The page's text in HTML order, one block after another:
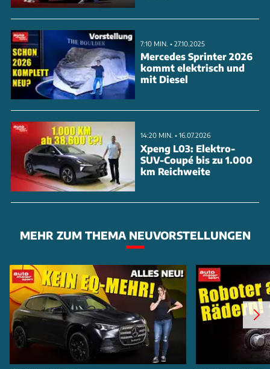
7:10 MIN. • 27.10.2025
Mercedes Sprinter 2026
kommt elektrisch und
mit Diesel
14:20 MIN. • 16.07.2026
Xpeng L03: Elektro-
SUV-Coupé bis zu 1.000
km Reichweite
MEHR ZUM THEMA NEUVORSTELLUNGEN